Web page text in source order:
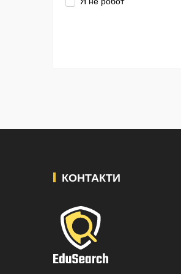
КОНТАКТИ